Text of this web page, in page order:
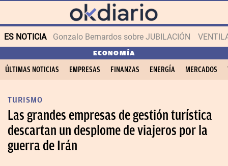
ES NOTICIA Gonzalo Bernardos sobre JUBILACIÓN
ECONOMÍA
ÚLTIMAS NOTICIAS EMPRESAS FINANZAS ENERGÍA MERCADOS
TURISMO
Las grandes empresas de gestión turística
descartan un desplome de viajeros por la
guerra de Irán